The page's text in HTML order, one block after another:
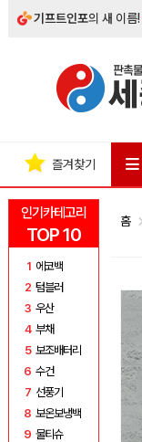
기프트인포의 새 이름!
인기카테고리
TOP 10
1 에코백
2 텀블러
3 우산
4 부채
5 보조배터리
6 수건
7 선풍기
8 보온보냉백
9 물티슈
즐겨찾기
홈